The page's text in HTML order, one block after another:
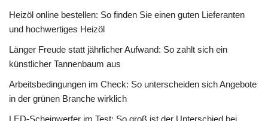
Heizöl online bestellen: So finden Sie einen guten Lieferanten
und hochwertiges Heizöl
Länger Freude statt jährlicher Aufwand: So zahlt sich ein
künstlicher Tannenbaum aus
Arbeitsbedingungen im Check: So unterscheiden sich Angebote
in der grünen Branche wirklich
LED-Scheinwerfer im Test: So groß ist der Unterschied bei